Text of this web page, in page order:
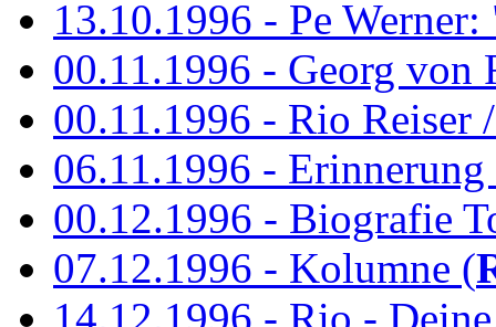
13.10.1996 - Pe
00.11.1996 - Georg von
00.11.1996 - Rio Reiser
06.11.1996 -
00.12.1996 - Biografie
07.12.1996 - Kolumne (
14.12.1996 - Rio -